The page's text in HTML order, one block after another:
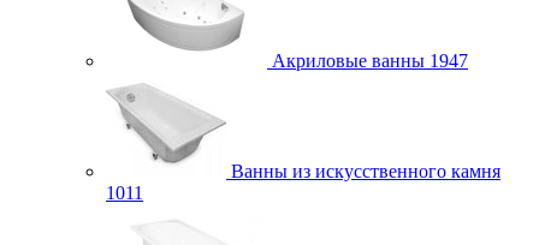
Акриловые ванны 1947
Ванны из искусственного камня
1011